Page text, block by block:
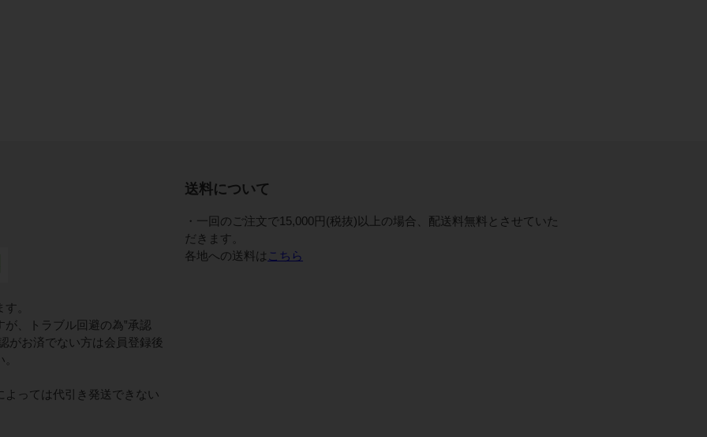
。
、トラブル回避の為‟承認
がお済でない方は会員登録後
っては代引き発送できない
送料について
・一回のご注文で15,000円(税抜)以上の場合、配送料無料とさせていた
だきます。
各地への送料は こちら